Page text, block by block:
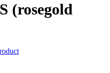
(rosegold